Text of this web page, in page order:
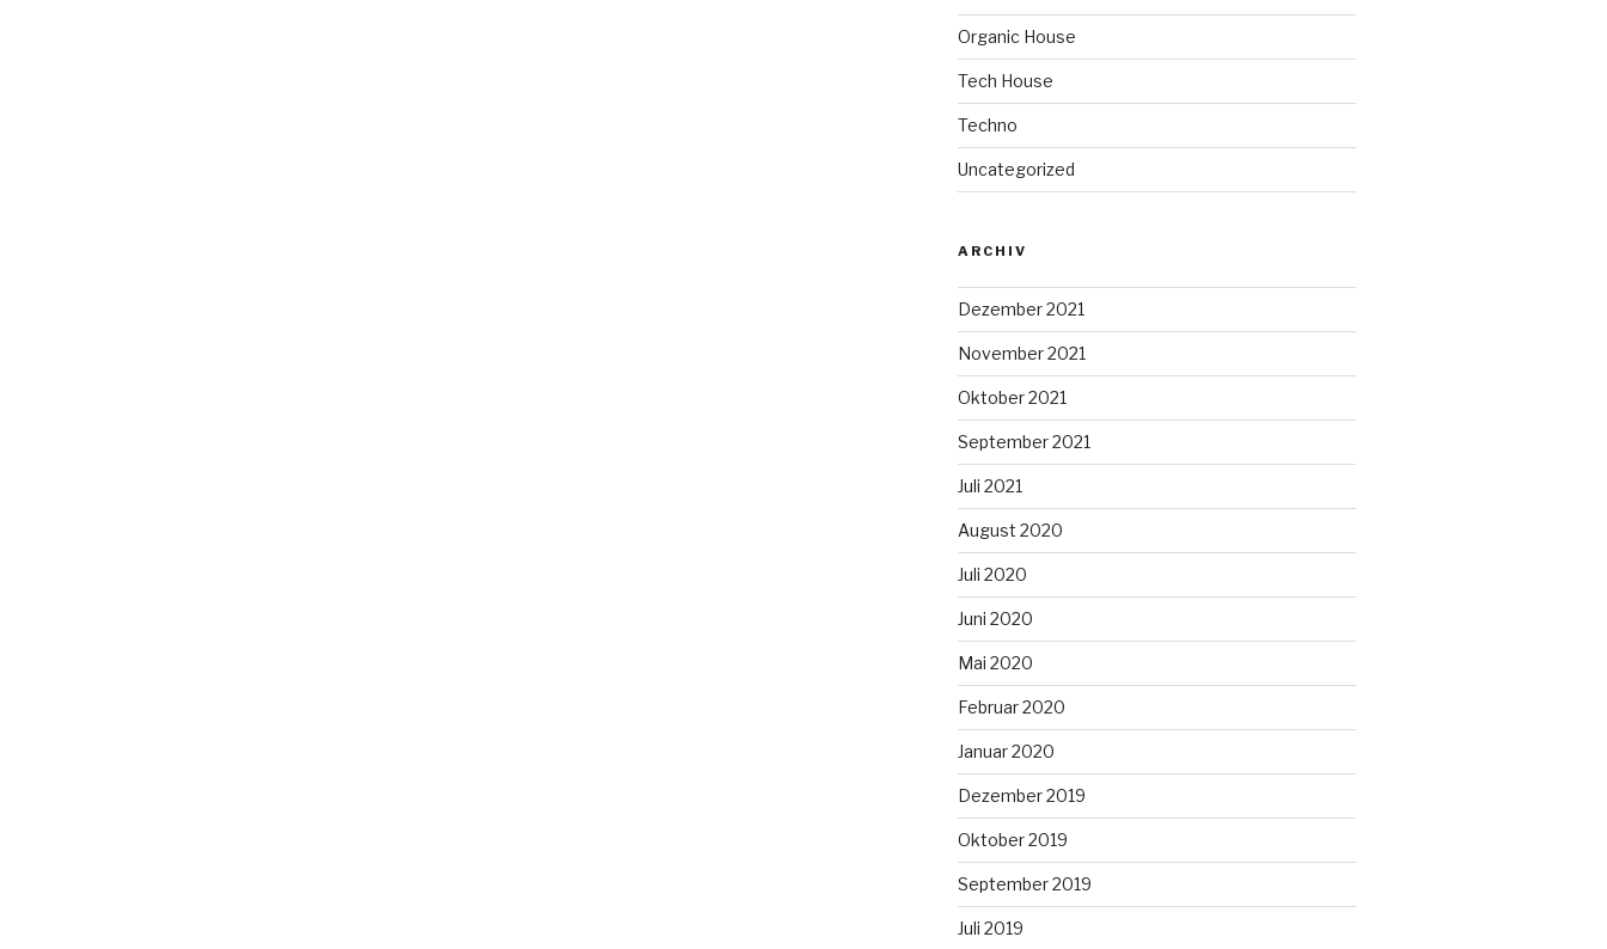
Organic House
Tech House
Techno
Uncategorized
ARCHIV
Dezember 2021
November 2021
Oktober 2021
September 2021
Juli 2021
August 2020
Juli 2020
Juni 2020
Mai 2020
Februar 2020
Januar 2020
Dezember 2019
Oktober 2019
September 2019
Juli 2019